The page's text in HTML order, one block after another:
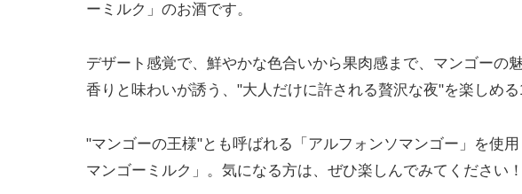
ーミルク」のお酒です。
デザート感覚で、鮮やかな色合いから果肉感まで、マンゴーの
香りと味わいが誘う、"大人だけに許される贅沢な夜"を楽しめる
"マンゴーの王様"とも呼ばれる「アルフォンソマンゴー」を使
マンゴーミルク」。気になる方は、ぜひ楽しんでみてください！